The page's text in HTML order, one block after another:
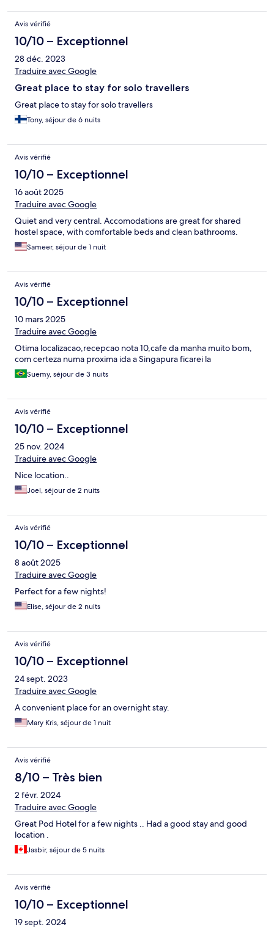
Avis vérifié
10/10 – Exceptionnel
28 déc. 2023
Traduire avec Google
Great place to stay for solo travellers
Great place to stay for solo travellers
Tony, séjour de 6 nuits
Avis vérifié
10/10 – Exceptionnel
16 août 2025
Traduire avec Google
Quiet and very central. Accomodations are great for shared
hostel space, with comfortable beds and clean bathrooms.
Sameer, séjour de 1 nuit
Avis vérifié
10/10 – Exceptionnel
10 mars 2025
Traduire avec Google
Otima localizacao,recepcao nota 10,cafe da manha muito bom,
com certeza numa proxima ida a Singapura ficarei la
Suemy, séjour de 3 nuits
Avis vérifié
10/10 – Exceptionnel
25 nov. 2024
Traduire avec Google
Nice location..
Joel, séjour de 2 nuits
Avis vérifié
10/10 – Exceptionnel
8 août 2025
Traduire avec Google
Perfect for a few nights!
Elise, séjour de 2 nuits
Avis vérifié
10/10 – Exceptionnel
24 sept. 2023
Traduire avec Google
A convenient place for an overnight stay.
Mary Kris, séjour de 1 nuit
Avis vérifié
8/10 – Très bien
2 févr. 2024
Traduire avec Google
Great Pod Hotel for a few nights .. Had a good stay and good
location .
Jasbir, séjour de 5 nuits
Avis vérifié
10/10 – Exceptionnel
19 sept. 2024